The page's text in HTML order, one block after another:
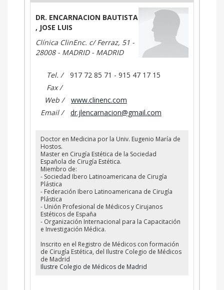
DR. ENCARNACION BAUTISTA
, JOSE LUIS
Clínica ClinEnc. c/ Ferraz, 51 -
28008 - MADRID - MADRID
Tel. /
917 72 85 71 - 915 47 17 15
Fax /
Web /
www.clinenc.com
Email /
dr.jlencarnacion@gmail.com
Doctor en Medicina por la Univ. Eugenio María de
Hostos.
Master en Cirugía Estética de la Sociedad
Española de Cirugía Estética.
Miembro de:
- Sociedad Ibero Latinoamericana de Cirugía
Plástica
- Federación Ibero Latinoamericana de Cirugía
Plástica
- Unión Profesional de Médicos y Cirujanos
Estéticos de España
- Organización Internacional para la Capacitación
e Investigación Médica.
Inscrito en el Registro de Médicos con formación
de Cirugía Estética, del Ilustre Colegio de Médicos
de Madrid
Ilustre Colegio de Médicos de Madrid